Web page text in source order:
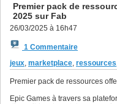
Premier pack de
2025 sur Fab
26/03/2025 à 16h47
1 Commentaire
jeux, marketplace, ressources
Premier pack de ressources
Epic Games à travers sa